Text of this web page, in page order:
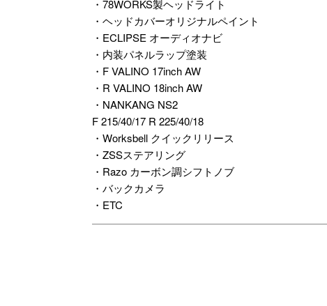
・78WORKS製ヘッドライト
・ヘッドカバーオリジナルペイント
・ECLIPSE オーディオナビ
・内装パネルラップ塗装
・F VALINO 17inch AW
・R VALINO 18inch AW
・NANKANG NS2
F 215/40/17 R 225/40/18
・Worksbell クイックリリース
・ZSSステアリング
・Razo カーボン調シフトノブ
・バックカメラ
・ETC